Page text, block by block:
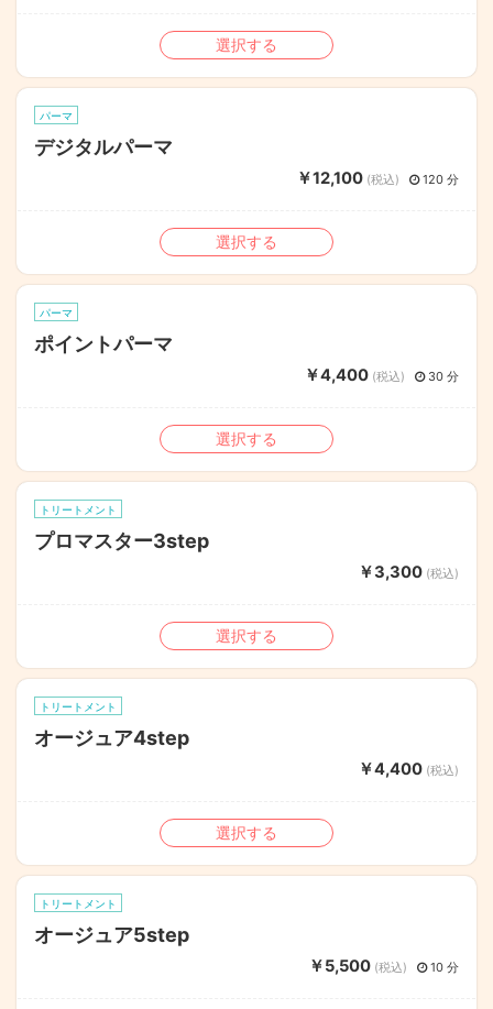
選択する
パーマ
デジタルパーマ
￥12,100 (税込) 120 分
選択する
パーマ
ポイントパーマ
￥4,400 (税込) 30 分
選択する
トリートメント
プロマスター3step
￥3,300 (税込)
選択する
トリートメント
オージュア4step
￥4,400 (税込)
選択する
トリートメント
オージュア5step
￥5,500 (税込) 10 分